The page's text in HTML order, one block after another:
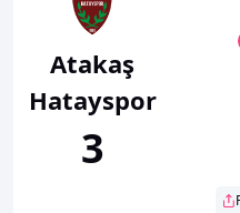
Atakaş
Hatayspor
3